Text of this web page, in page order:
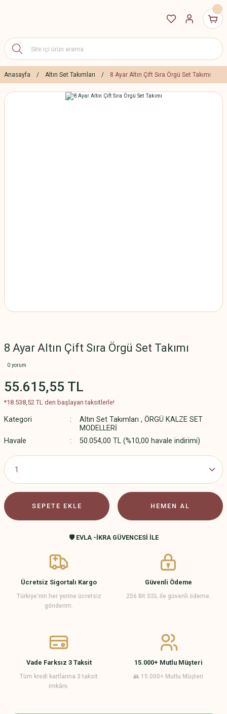
Anasayfa Altın Set Takımları 8 Ayar Altın Çift Sıra Örgü Set Takımı
8 Ayar Altın Çift Sıra Örgü Set Takımı
0 yorum
55.615,55 TL
*18.538,52 TL den başlayan taksitlerle!
Kategori Altın Set Takımları , ÖRGÜ KALZE SET
MODELLERİ
Havale
50.054,00 TL (%10,00 havale indirimi)
SEPETE EKLE HEMEN AL
🛡️ EVLA -İKRA GÜVENCESİ İLE
Ücretsiz Sigortalı Kargo
Türkiye’nin her yerine ücretsiz
gönderim.
Güvenli Ödeme
256 Bit SSL ile güvenli ödeme.
Vade Farksız 3 Taksit
Tüm kredi kartlarına 3 taksit
imkânı.
15.000+ Mutlu Müşteri
👥 15.000+ Mutlu Müşteri